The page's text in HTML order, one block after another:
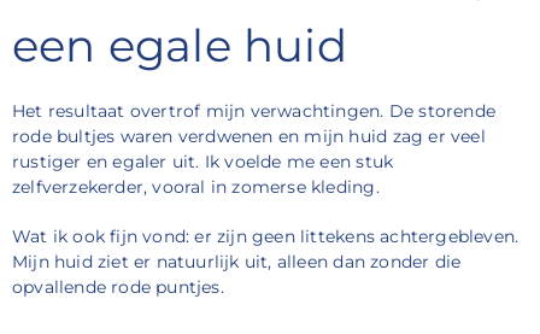
een egale huid
Het resultaat overtrof mijn verwachtingen. De storende
rode bultjes waren verdwenen en mijn huid zag er veel
rustiger en egaler uit. Ik voelde me een stuk
zelfverzekerder, vooral in zomerse kleding.
Wat ik ook fijn vond: er zijn geen littekens achtergebleven.
Mijn huid ziet er natuurlijk uit, alleen dan zonder die
opvallende rode puntjes.